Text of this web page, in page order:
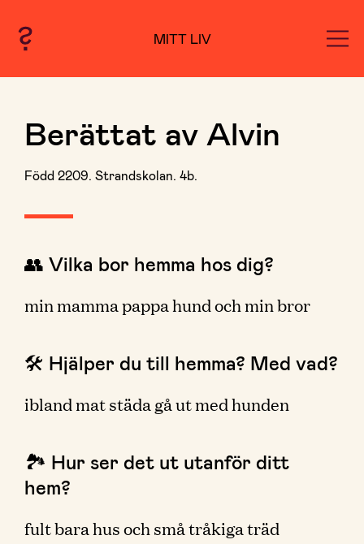
MITT LIV
Berättat av Alvin
Född 2209. Strandskolan. 4b.
👥 Vilka bor hemma hos dig?
min mamma pappa hund och min bror
🛠 Hjälper du till hemma? Med vad?
ibland mat städa gå ut med hunden
🏞 Hur ser det ut utanför ditt
hem?
fult bara hus och små tråkiga träd